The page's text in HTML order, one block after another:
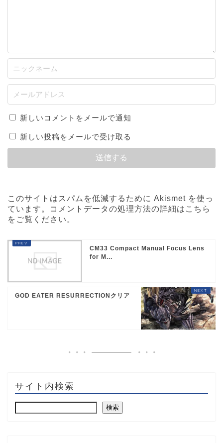
新しいコメントをメールで通知
新しい投稿をメールで受け取る
このサイトはスパムを低減するために Akismet を使っ
ています。
コメントデータの処理方法の詳細はこちら
をご覧ください 。
CM33 Compact Manual Focus Lens
for M...
GOD EATER RESURRECTIONクリア
サイト内検索
検索